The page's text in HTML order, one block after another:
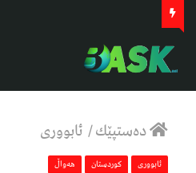
دەستپێك/ ئابووری
ئابووری كوردستان هەواڵ